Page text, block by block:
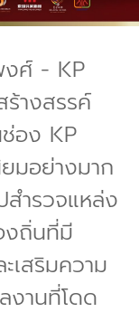
ศ์ - KP
างสรรค์
ช่อง KP
มอย่างมาก
สำรวจแหล่ง
งถิ่นที่มี
สริมความ
งานที่โดด